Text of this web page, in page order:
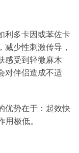
利多卡因或苯佐卡
少性刺激传导，
感受到轻微麻木
对伴侣造成不适
优势在于：起效快
用极低。